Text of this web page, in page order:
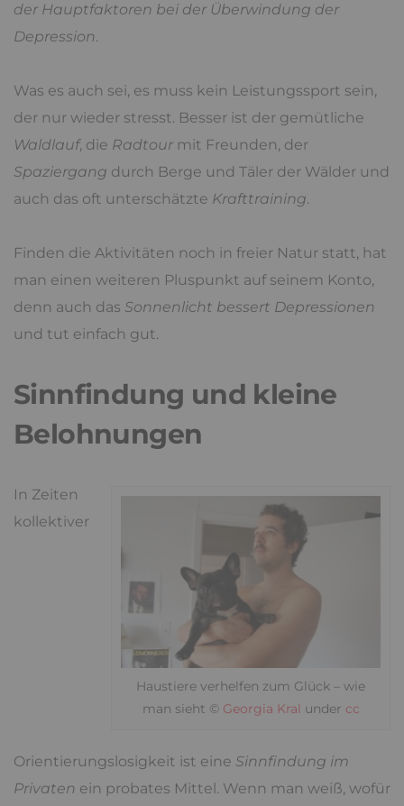
der Hauptfaktoren bei der Überwindung der
Depression.
Was es auch sei, es muss kein Leistungssport sein,
der nur wieder stresst. Besser ist der gemütliche
Waldlauf, die Radtour mit Freunden, der
Spaziergang durch Berge und Täler der Wälder und
auch das oft unterschätzte Krafttraining.
Finden die Aktivitäten noch in freier Natur statt, hat
man einen weiteren Pluspunkt auf seinem Konto,
denn auch das Sonnenlicht bessert Depressionen
und tut einfach gut.
Sinnfindung und kleine
Belohnungen
Haustiere verhelfen zum Glück – wie
man sieht © Georgia Kral under cc
In Zeiten
kollektiver
Orientierungslosigkeit ist eine Sinnfindung im
Privaten ein probates Mittel. Wenn man weiß, wofür